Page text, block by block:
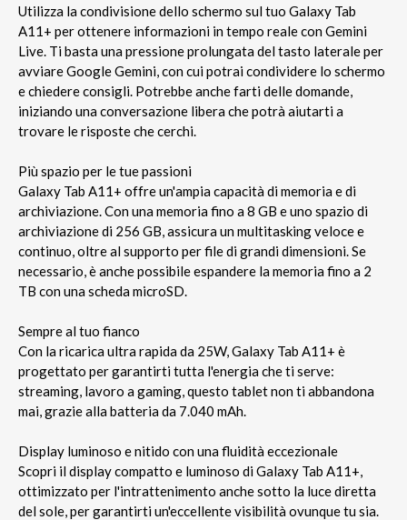
Utilizza la condivisione dello schermo sul tuo Galaxy Tab
A11+ per ottenere informazioni in tempo reale con Gemini
Live. Ti basta una pressione prolungata del tasto laterale per
avviare Google Gemini, con cui potrai condividere lo schermo
e chiedere consigli. Potrebbe anche farti delle domande,
iniziando una conversazione libera che potrà aiutarti a
trovare le risposte che cerchi.
Più spazio per le tue passioni
Galaxy Tab A11+ offre un'ampia capacità di memoria e di
archiviazione. Con una memoria fino a 8 GB e uno spazio di
archiviazione di 256 GB, assicura un multitasking veloce e
continuo, oltre al supporto per file di grandi dimensioni. Se
necessario, è anche possibile espandere la memoria fino a 2
TB con una scheda microSD.
Sempre al tuo fianco
Con la ricarica ultra rapida da 25W, Galaxy Tab A11+ è
progettato per garantirti tutta l'energia che ti serve:
streaming, lavoro a gaming, questo tablet non ti abbandona
mai, grazie alla batteria da 7.040 mAh.
Display luminoso e nitido con una fluidità eccezionale
Scopri il display compatto e luminoso di Galaxy Tab A11+,
ottimizzato per l'intrattenimento anche sotto la luce diretta
del sole, per garantirti un'eccellente visibilità ovunque tu sia.